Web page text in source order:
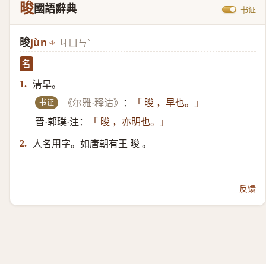
晙國語辭典 书证
晙jùn ㄐㄩㄣˋ
名
1. 清早。
书证 《尔雅·释诂》 ：
「 晙 ，早也。」
晋·郭璞·注：
「 晙 ，亦明也。」
2. 人名用字。如唐朝有王 晙 。
反馈